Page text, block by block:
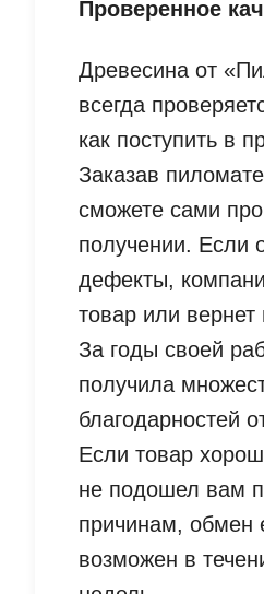
Проверенное
Древесина от
всегда
как поступить в
Заказав
сможете сами
получении. Если
дефекты,
товар или вернет
За годы своей
получила
благодарностей
Если товар
не подошел вам
причинам, обмен
возможен в